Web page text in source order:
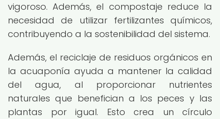
vigoroso. Además, el compostaje reduce la
necesidad de utilizar fertilizantes químicos,
contribuyendo a la sostenibilidad del sistema.
Además, el reciclaje de residuos orgánicos en
la acuaponía ayuda a mantener la calidad
del agua, al proporcionar nutrientes
naturales que benefician a los peces y las
plantas por igual. Esto crea un círculo